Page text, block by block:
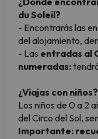
du Soleil?
- Encontrarás las
del alojamiento,
- Las entradas al
numeradas:
¿Viajas con
Los niños de 0 a 2
del Circo del Sol,
Importante: